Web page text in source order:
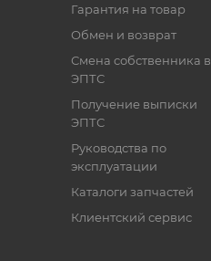
Гарантия на товар
Обмен и возврат
Смена собственника в
ЭПТС
Получение выписки
ЭПТС
Руководства по
эксплуатации
Каталоги запчастей
Клиентский сервис